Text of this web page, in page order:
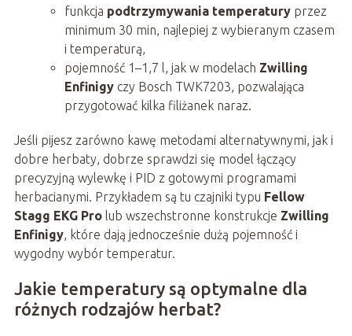
funkcja podtrzymywania temperaturyprzez
minimum 30 min, najlepiej z wybieranym czasem
i temperaturą,
pojemność 1–1,7 l, jak w modelach Zwilling
Enfinigyczy Bosch TWK7203, pozwalająca
przygotować kilka filiżanek naraz.
Jeśli pijesz zarówno kawę metodami alternatywnymi, jak i
dobre herbaty, dobrze sprawdzi się model łączący
precyzyjną wylewkę i PID z gotowymi programami
herbacianymi. Przykładem są tu czajniki typu Fellow
Stagg EKG Prolub wszechstronne konstrukcje Zwilling
Enfinigy, które dają jednocześnie dużą pojemność i
wygodny wybór temperatur.
Jakie temperatury są optymalne dla
różnych rodzajów herbat?